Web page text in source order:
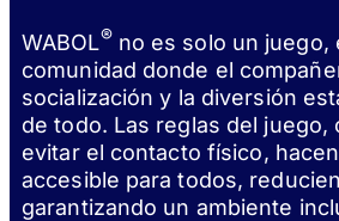
WABOL®no es solo un juego,
comunidad donde el
socialización y la diversión
de todo. Las reglas del
evitar el contacto físico,
accesible para todos,
garantizando un ambiente